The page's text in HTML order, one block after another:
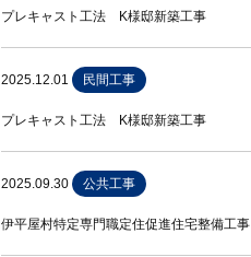
プレキャスト工法 K様邸新築工事
2025.12.01 民間工事
プレキャスト工法 K様邸新築工事
2025.09.30 公共工事
伊平屋村特定専門職定住促進住宅整備工事